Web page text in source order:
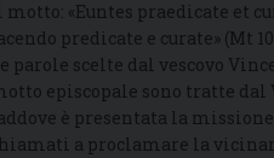
motto: «Euntes praedicate et
predicate e curate» (Mt
parole scelte dal vescovo
episcopale sono tratte dal
è presentata la
a proclamare la